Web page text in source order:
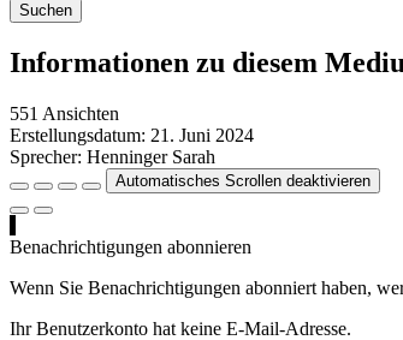
Suchen
Informationen zu diesem
551 Ansichten
Erstellungsdatum: 21. Juni 2024
Sprecher: Henninger Sarah
Automatisches Scrollen deaktivieren
Benachrichtigungen abonnieren
Wenn Sie Benachrichtigungen abonniert haben,
Ihr Benutzerkonto hat keine E-Mail-Adresse.